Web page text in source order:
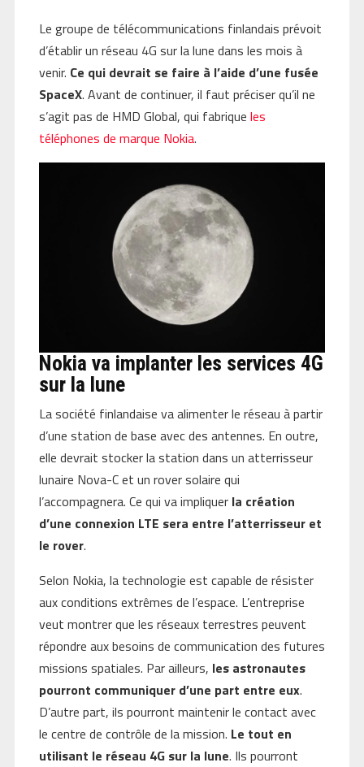
Le groupe de télécommunications finlandais prévoit
d’établir un réseau 4G sur la lune dans les mois à
venir. Ce qui devrait se faire à l’aide d’une fusée
SpaceX. Avant de continuer, il faut préciser qu’il ne
s’agit pas de HMD Global, qui fabrique les
téléphones de marque Nokia.
Nokia va implanter les services 4G
sur la lune
La société finlandaise va alimenter le réseau à partir
d’une station de base avec des antennes. En outre,
elle devrait stocker la station dans un atterrisseur
lunaire Nova-C et un rover solaire qui
l’accompagnera. Ce qui va impliquer la création
d’une connexion LTE sera entre l’atterrisseur et
le rover.
Selon Nokia, la technologie est capable de résister
aux conditions extrêmes de l’espace. L’entreprise
veut montrer que les réseaux terrestres peuvent
répondre aux besoins de communication des futures
missions spatiales. Par ailleurs, les astronautes
pourront communiquer d’une part entre eux.
D’autre part, ils pourront maintenir le contact avec
le centre de contrôle de la mission. Le tout en
utilisant le réseau 4G sur la lune. Ils pourront